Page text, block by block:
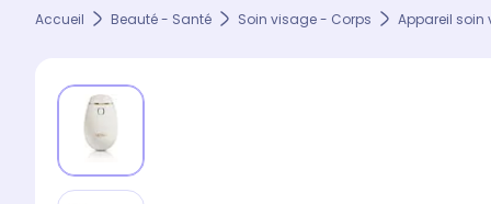
Accueil Beauté - Santé Soin visage - Corps Appareil soin